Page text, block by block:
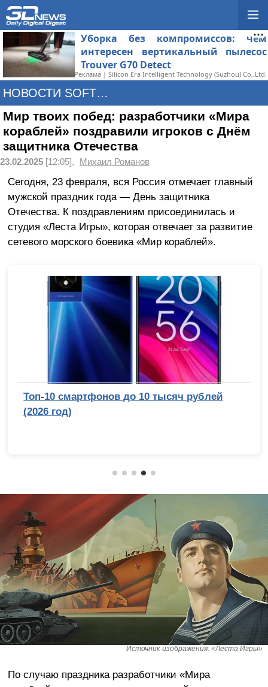
Уборка без компромиссов: чем
интересен вертикальный пылесос
Trouver G70 Detect
Реклама | Silicon Era Intelligent Technology (Suzhou) Co.,Ltd.
НОВОСТИ SOFTWARE
Мир твоих побед: разработчики «Мира
кораблей» поздравили игроков с Днём
защитника Отечества
23.02.2025 [12:05], Михаил Романов
Сегодня, 23 февраля, вся Россия отмечает главный
мужской праздник года — День защитника
Отечества. К поздравлениям присоединилась и
студия «Леста Игры», которая отвечает за развитие
сетевого морского боевика «Мир кораблей».
Топ-10 смартфонов до 10 тысяч рублей
(2026 год)
Источник изображения: «Леста Игры»
По случаю праздника разработчики «Мира